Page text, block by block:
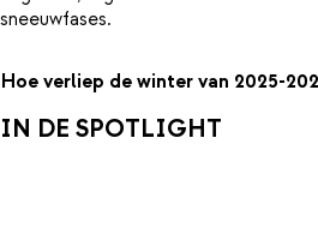
sneeuwfases.
Hoe verliep de winter van 2025-
IN DE SPOTLIGHT